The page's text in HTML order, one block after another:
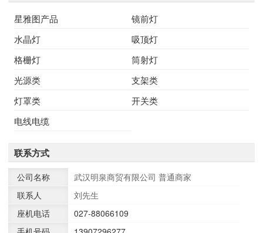
星雅图产品
镜前灯
水晶灯
吸顶灯
格栅灯
筒射灯
光源类
支架类
灯罩类
开关类
电线电缆
联系方式
公司名称 武汉明泉商贸有限公司 普通商家
联系人
刘先生
座机电话
027-88066109